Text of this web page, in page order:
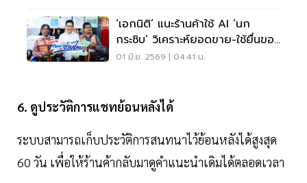
‘เอกนิติ’ แนะร้านค้าใช้ AI ‘นก
กระซิบ’ วิเคราะห์ยอดขาย-ใช้ยื่นขอ
สินเชื่อได้
01 มิ.ย. 2569 | 04:41 น.
6. ดูประวัติการแชทย้อนหลังได้
ระบบสามารถเก็บประวัติการสนทนาไว้ย้อนหลังได้สูงสุด
60 วัน เพื่อให้ร้านค้ากลับมาดูคำแนะนำเดิมได้ตลอดเวลา